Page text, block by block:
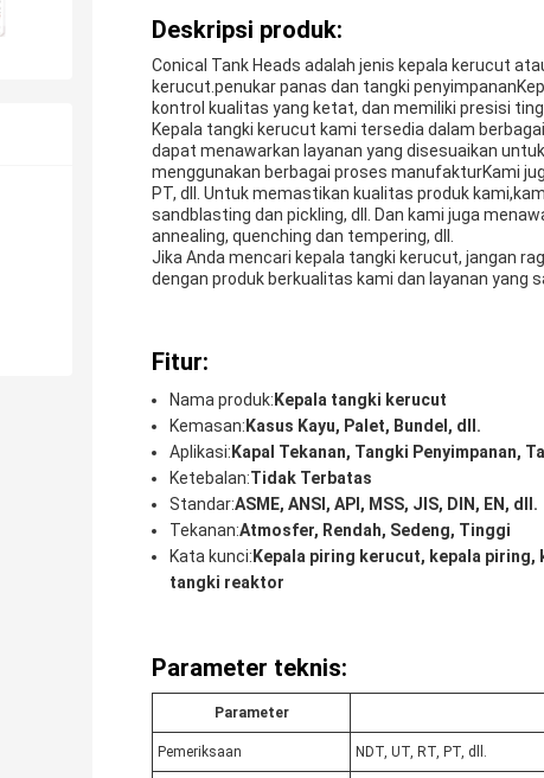
Deskripsi produk:
Conical Tank Heads adalah jenis kepala kerucut
kerucut.penukar panas dan tangki
kontrol kualitas yang ketat, dan memiliki presisi
Kepala tangki kerucut kami tersedia dalam
dapat menawarkan layanan yang disesuaikan
menggunakan berbagai proses manufakturKami
PT, dll. Untuk memastikan kualitas produk
sandblasting dan pickling, dll. Dan kami juga
annealing, quenching dan tempering, dll.
Jika Anda mencari kepala tangki kerucut, jangan
dengan produk berkualitas kami dan layanan yang
Fitur:
Nama produk: Kepala tangki kerucut
Kemasan: Kasus Kayu, Palet, Bundel, dll.
Aplikasi: Kapal Tekanan, Tangki Penyimpanan,
Ketebalan:Tidak Terbatas
Standar:ASME, ANSI, API, MSS, JIS, DIN, EN, dll.
Tekanan:Atmosfer, Rendah, Sedeng, Tinggi
Kata kunci: Kepala piring kerucut, kepala
tangki reaktor
Parameter teknis:
Parameter
Pemeriksaan NDT, UT, RT, PT, dll.